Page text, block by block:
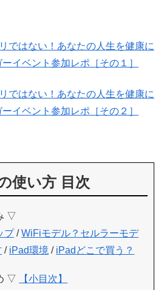
ではない！あなたの人生を健康に
イベント参加レポ［その１］
ではない！あなたの人生を健康に
イベント参加レポ［その２］
使い方 目次
▽
プ/WiFiモデル？セルラーモデ
/ iPad環境 / iPadどこで買う？
▽
【小目次】